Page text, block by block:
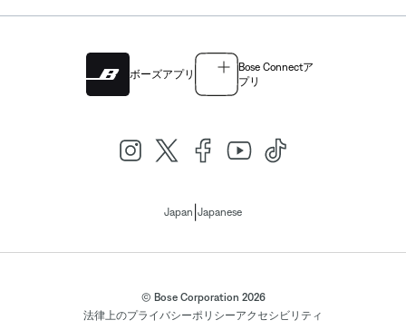
ボーズアプリ
Bose Connectア
プリ
Japan Japanese
© Bose Corporation 2026
法律上のプライバシーポリシーアクセシビリティ